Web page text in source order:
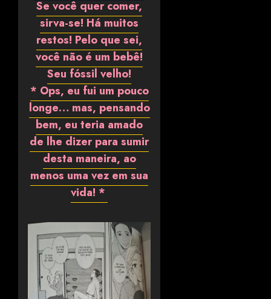
Se você quer comer,
sirva-se! Há muitos
restos! Pelo que sei,
você não é um bebê!
Seu fóssil velho!
* Ops, eu fui um pouco
longe… mas, pensando
bem, eu teria amado
de lhe dizer para sumir
desta maneira, ao
menos uma vez em sua
vida! *